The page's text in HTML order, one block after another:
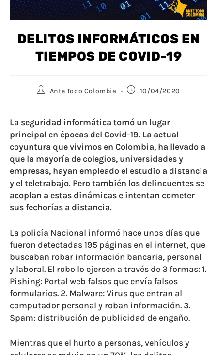
DELITOS INFORMÁTICOS EN
TIEMPOS DE COVID-19
Ante Todo Colombia 10/04/2020
La seguridad informática tomó un lugar
principal en épocas del Covid-19. La actual
coyuntura que vivimos en Colombia, ha llevado a
que la mayoría de colegios, universidades y
empresas, hayan empleado el estudio a distancia
y el teletrabajo. Pero también los delincuentes se
acoplan a estas dinámicas e intentan cometer
sus fechorías a distancia.
La policía Nacional informó hace unos días que
fueron detectadas 195 páginas en el internet, que
buscaban robar información bancaria, personal
y laboral. El robo lo ejercen a través de 3 formas: 1.
Pishing: Portal web falsos que envía falsos
formularios. 2. Malware: Virus que entran al
computador personal y roban información. 3.
Spam: distribución de publicidad de engaño.
Mientras que el hurto a personas, vehículos y